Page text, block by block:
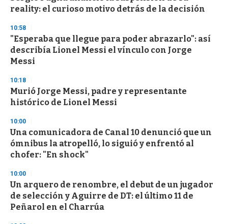
c
o
d
s
reality: el curioso motivo detrás de la decisión
10:58
"Esperaba que llegue para poder abrazarlo": así
describía Lionel Messi el vínculo con Jorge
Messi
10:18
Murió Jorge Messi, padre y representante
histórico de Lionel Messi
10:00
Una comunicadora de Canal 10 denunció que un
ómnibus la atropelló, lo siguió y enfrentó al
chofer: "En shock"
10:00
Un arquero de renombre, el debut de un jugador
de selección y Aguirre de DT: el último 11 de
Peñarol en el Charrúa